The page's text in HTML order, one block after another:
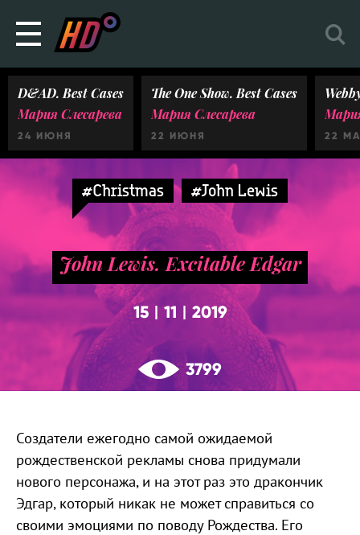
D&AD. Best Cases
Мария Слесарева
24 ИЮНЯ
The One Show. Best Cases
Мария Слесарева
22 ИЮНЯ 22
#Christmas #John Lewis
John Lewis. Excitable Edgar
15 11 2019
3799
Создатели ежегодно самой ожидаемой
рождественской рекламы снова придумали
нового персонажа, и на этот раз это дракончик
Эдгар, который никак не может справиться со
своими эмоциями по поводу Рождества. Его